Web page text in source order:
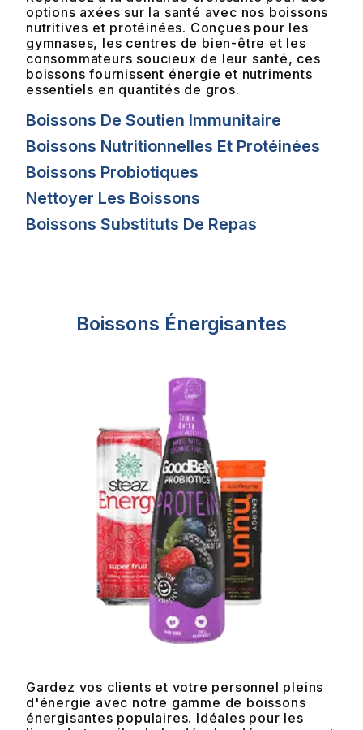
options axées sur la santé avec nos boissons
nutritives et protéinées. Conçues pour les
gymnases, les centres de bien-être et les
consommateurs soucieux de leur santé, ces
boissons fournissent énergie et nutriments
essentiels en quantités de gros.
Boissons De Soutien Immunitaire
Boissons Nutritionnelles Et Protéinées
Boissons Probiotiques
Nettoyer Les Boissons
Boissons Substituts De Repas
Boissons Énergisantes
Gardez vos clients et votre personnel pleins
d'énergie avec notre gamme de boissons
énergisantes populaires. Idéales pour les